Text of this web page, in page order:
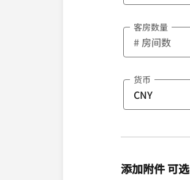
客房数量
货币
添加附件 可选